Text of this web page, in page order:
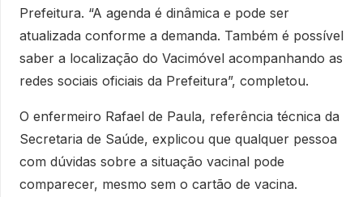
Prefeitura. “A agenda é dinâmica e pode ser
atualizada conforme a demanda. Também é possível
saber a localização do Vacimóvel acompanhando as
redes sociais oficiais da Prefeitura”, completou.
O enfermeiro Rafael de Paula, referência técnica da
Secretaria de Saúde, explicou que qualquer pessoa
com dúvidas sobre a situação vacinal pode
comparecer, mesmo sem o cartão de vacina.